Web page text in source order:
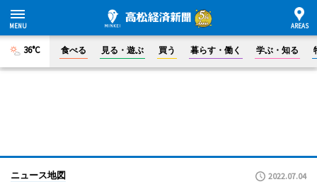
36°C 食べる 見る・遊ぶ 買う 暮らす・働く 学ぶ・知る
ニュース地図 2022.07.04